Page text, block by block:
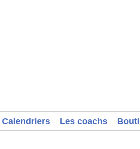
Calendriers Les coachs